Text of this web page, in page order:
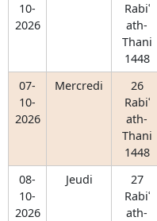
10-
2026
Rabiʿ
ath-
Thani
1448
07-
10-
2026
Mercredi
26
Rabiʿ
ath-
Thani
1448
08-
10-
2026
Jeudi
27
Rabiʿ
ath-